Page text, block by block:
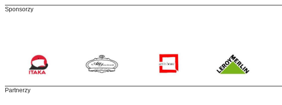
Sponsorzy
Partnerzy